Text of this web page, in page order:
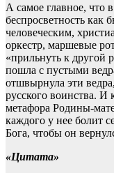
А самое главное, что
беспросветность как
человеческим,
оркестр, маршевые
«прильнуть к другой
пошла с пустыми
отшвырнула эти
русского воинства. И
метафора Родины-
каждого у нее болит
Бога, чтобы он
«Цитата»